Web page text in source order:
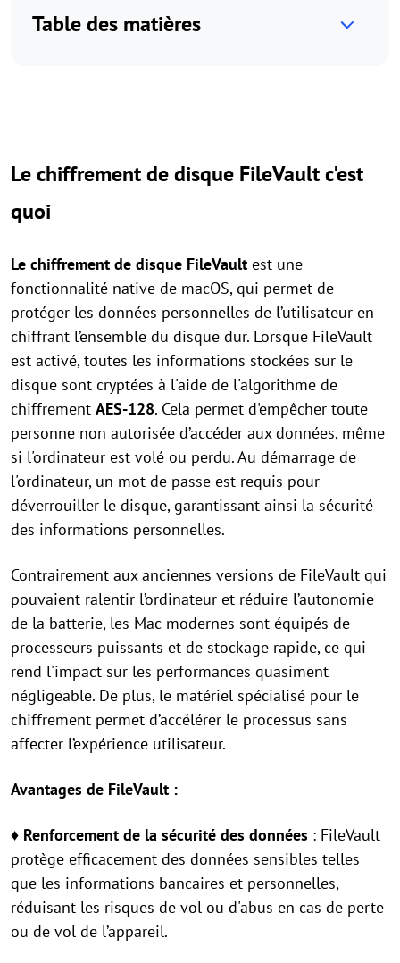
Table des matières
Le chiffrement de disque FileVault c'est
quoi
Le chiffrement de disque FileVault est une
fonctionnalité native de macOS, qui permet de
protéger les données personnelles de l’utilisateur en
chiffrant l’ensemble du disque dur. Lorsque FileVault
est activé, toutes les informations stockées sur le
disque sont cryptées à l'aide de l'algorithme de
chiffrement AES-128. Cela permet d'empêcher toute
personne non autorisée d’accéder aux données, même
si l'ordinateur est volé ou perdu. Au démarrage de
l'ordinateur, un mot de passe est requis pour
déverrouiller le disque, garantissant ainsi la sécurité
des informations personnelles.
Contrairement aux anciennes versions de FileVault qui
pouvaient ralentir l’ordinateur et réduire l’autonomie
de la batterie, les Mac modernes sont équipés de
processeurs puissants et de stockage rapide, ce qui
rend l'impact sur les performances quasiment
négligeable. De plus, le matériel spécialisé pour le
chiffrement permet d’accélérer le processus sans
affecter l’expérience utilisateur.
Avantages de FileVault :
♦ Renforcement de la sécurité des données : FileVault
protège efficacement des données sensibles telles
que les informations bancaires et personnelles,
réduisant les risques de vol ou d'abus en cas de perte
ou de vol de l’appareil.